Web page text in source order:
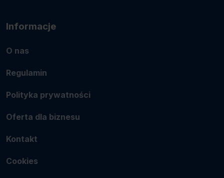
Informacje
O nas
Regulamin
Polityka prywatności
Oferta dla biznesu
Kontakt
Cookies